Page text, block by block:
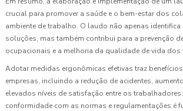
crucial para promover a saúde e o bem-estar dos
ambiente de trabalho. O laudo não apenas
soluções, mas também contribui para a prevenção
ocupacionais e a melhoria da qualidade de vida dos
Adotar medidas ergonômicas efetivas traz
empresas, incluindo a redução de acidentes,
elevados níveis de satisfação entre os
conformidade com as normas e regulamentações é